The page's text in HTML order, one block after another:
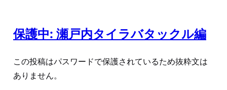
保護中: 瀬戸内タイラバタックル編
この投稿はパスワードで保護されているため抜粋文は
ありません。